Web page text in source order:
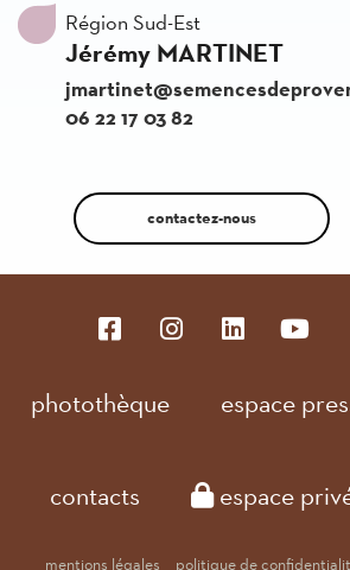
Région Sud-Est
Jérémy MARTINET
06 22 17 03 82
contactez-nous
photothèque espace
contacts espace
mentions légales politique de